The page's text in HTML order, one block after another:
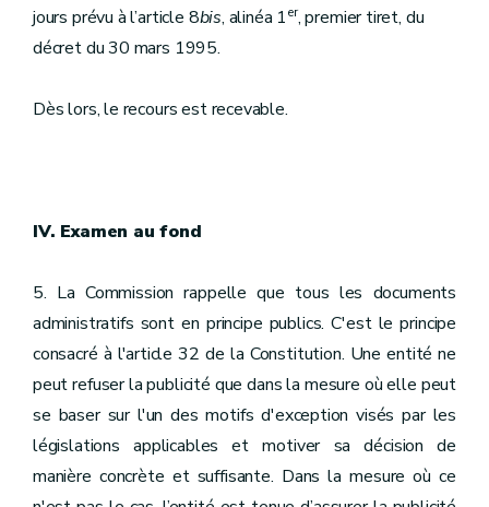
jours prévu à l’article 8bis, alinéa 1er, premier tiret, du
décret du 30 mars 1995.
Dès lors, le recours est recevable.
IV. Examen au fond
5. La Commission rappelle que tous les documents
administratifs sont en principe publics. C'est le principe
consacré à l'article 32 de la Constitution. Une entité ne
peut refuser la publicité que dans la mesure où elle peut
se baser sur l'un des motifs d'exception visés par les
législations applicables et motiver sa décision de
manière concrète et suffisante. Dans la mesure où ce